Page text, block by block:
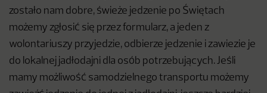
zostało nam dobre, świeże jedzenie po Świętach
możemy zgłosić się przez formularz, a jeden z
wolontariuszy przyjedzie, odbierze jedzenie i zawiezie je
do lokalnej jadłodajni dla osób potrzebujących. Jeśli
mamy możliwość samodzielnego transportu możemy